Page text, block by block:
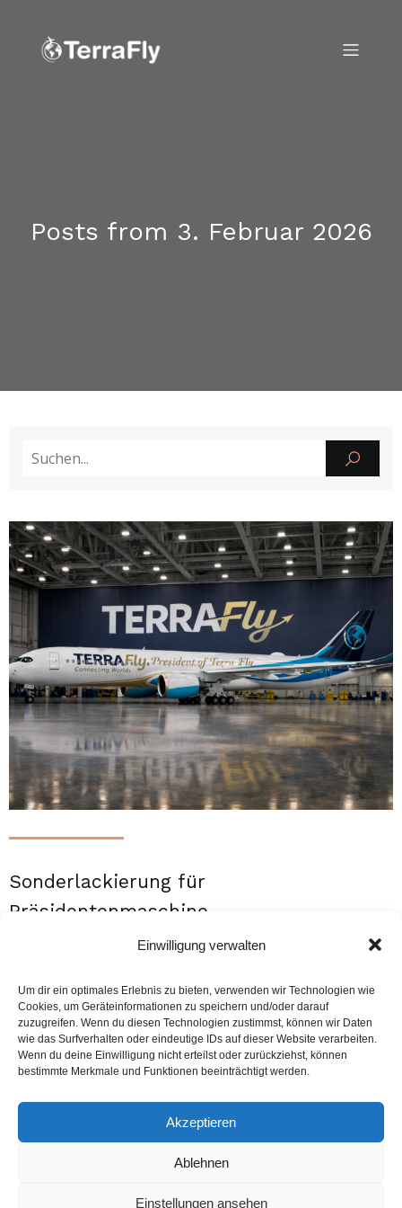
Einwilligung verwalten
Um dir ein optimales Erlebnis zu bieten, verwenden wir Technologien wie
Cookies, um Geräteinformationen zu speichern und/oder darauf
zuzugreifen. Wenn du diesen Technologien zustimmst, können wir Daten
wie das Surfverhalten oder eindeutige IDs auf dieser Website verarbeiten.
Wenn du deine Einwilligung nicht erteilst oder zurückziehst, können
bestimmte Merkmale und Funktionen beeinträchtigt werden.
Akzeptieren
Ablehnen
Einstellungen ansehen
Posts from 3. Februar 2026
Sonderlackierung für
Präsidentenmaschine
Die TerraFly erstellt Sonderlackierungen für ausgesuchte
Präsidenten/CEO für offizielle Dienstreisen
Weiterlesen...
Impressum